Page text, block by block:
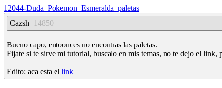
12044-Duda_Pokemon_Esmeralda_paletas
Cazsh
14850
Bueno capo, entoonces no encontras las paletas.
Fijate si te sirve mi tutorial, buscalo en mis temas, no te dejo el link,
Edito: aca esta el link